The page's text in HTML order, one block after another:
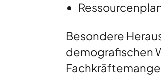
Besondere
demografischen